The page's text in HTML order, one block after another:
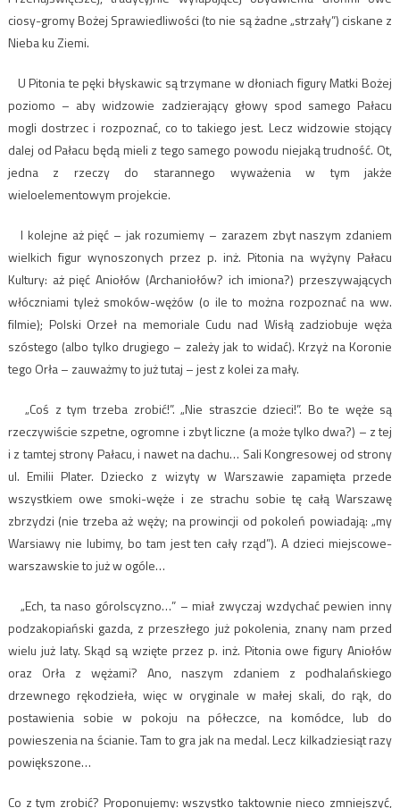
ciosy-gromy Bożej Sprawiedliwości (to nie są żadne „strzały”) ciskane z
Nieba ku Ziemi.
U Pitonia te pęki błyskawic są trzymane w dłoniach figury Matki Bożej
poziomo – aby widzowie zadzierający głowy spod samego Pałacu
mogli dostrzec i rozpoznać, co to takiego jest. Lecz widzowie stojący
dalej od Pałacu będą mieli z tego samego powodu niejaką trudność. Ot,
jedna z rzeczy do starannego wyważenia w tym jakże
wieloelementowym projekcie.
I kolejne aż pięć – jak rozumiemy – zarazem zbyt naszym zdaniem
wielkich figur wynoszonych przez p. inż. Pitonia na wyżyny Pałacu
Kultury: aż pięć Aniołów (Archaniołów? ich imiona?) przeszywających
włóczniami tyleż smoków-wężów (o ile to można rozpoznać na ww.
filmie); Polski Orzeł na memoriale Cudu nad Wisłą zadziobuje węża
szóstego (albo tylko drugiego – zależy jak to widać). Krzyż na Koronie
tego Orła – zauważmy to już tutaj – jest z kolei za mały.
„Coś z tym trzeba zrobić!”. „Nie straszcie dzieci!”. Bo te węże są
rzeczywiście szpetne, ogromne i zbyt liczne (a może tylko dwa?) – z tej
i z tamtej strony Pałacu, i nawet na dachu… Sali Kongresowej od strony
ul. Emilii Plater. Dziecko z wizyty w Warszawie zapamięta przede
wszystkiem owe smoki-węże i ze strachu sobie tę całą Warszawę
zbrzydzi (nie trzeba aż węży; na prowincji od pokoleń powiadają: „my
Warsiawy nie lubimy, bo tam jest ten cały rząd”). A dzieci miejscowe-
warszawskie to już w ogóle…
„Ech, ta naso górolscyzno…” – miał zwyczaj wzdychać pewien inny
podzakopiański gazda, z przeszłego już pokolenia, znany nam przed
wielu już laty. Skąd są wzięte przez p. inż. Pitonia owe figury Aniołów
oraz Orła z wężami? Ano, naszym zdaniem z podhalańskiego
drzewnego rękodzieła, więc w oryginale w małej skali, do rąk, do
postawienia sobie w pokoju na półeczce, na komódce, lub do
powieszenia na ścianie. Tam to gra jak na medal. Lecz kilkadziesiąt razy
powiększone…
Co z tym zrobić? Proponujemy: wszystko taktownie nieco zmniejszyć,